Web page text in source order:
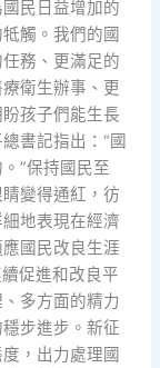
民日益增加的
觸。我們的國
務、更滿足的
衛生辦事、更
孩子們能生長
書記指出：“國
”保持國民至
變得通紅，彷
地表現在經濟
國民改良生涯
促進和改良平
多方面的精力
步進步。新征
，出力處理國